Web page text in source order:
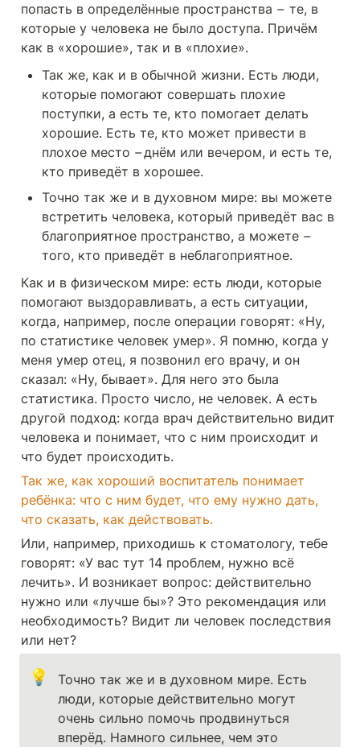
попасть в определённые пространства – те, в
которые у человека не было доступа. Причём
как в «хорошие», так и в «плохие».
Так же, как и в обычной жизни. Есть люди,
которые помогают совершать плохие
поступки, а есть те, кто помогает делать
хорошие. Есть те, кто может привести в
плохое место – днём или вечером, и есть те,
кто приведёт в хорошее.
Точно так же и в духовном мире: вы можете
встретить человека, который приведёт вас в
благоприятное пространство, а можете
–
того, кто приведёт в неблагоприятное.
Как и в физическом мире: есть люди, которые
помогают выздоравливать, а есть ситуации,
когда, например, после операции говорят: «Ну,
по статистике человек умер». Я помню, когда у
меня умер отец, я позвонил его врачу, и он
сказал: «Ну, бывает». Для него это была
статистика. Просто число, не человек. А есть
другой подход: когда врач действительно видит
человека и понимает, что с ним происходит и
что будет происходить.
Так же, как хороший воспитатель понимает
ребёнка: что с ним будет, что ему нужно дать,
что сказать, как действовать.
Или, например, приходишь к стоматологу, тебе
говорят: «У вас тут 14 проблем, нужно всё
лечить». И возникает вопрос: действительно
нужно или «лучше бы»? Это рекомендация или
необходимость? Видит ли человек последствия
или нет?
💡
Точно так же и в духовном мире. Есть
люди, которые действительно могут
очень сильно помочь продвинуться
вперёд. Намного сильнее, чем это